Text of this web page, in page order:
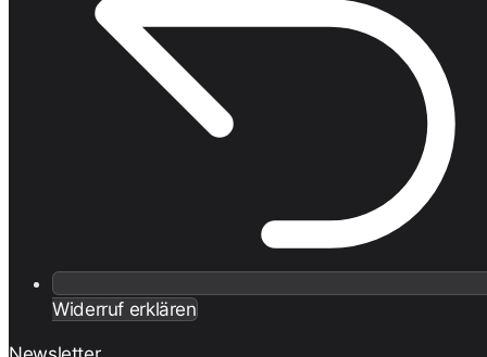
Widerruf erklären